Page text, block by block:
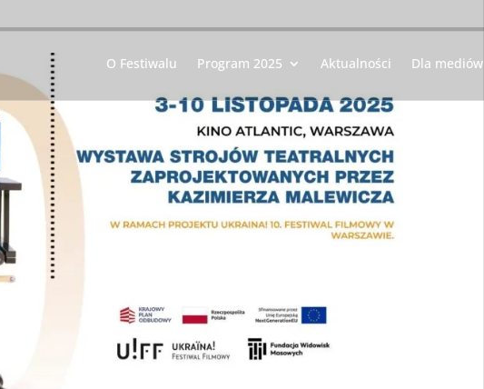
O Festiwalu Program 2025 Aktualności Dla mediów